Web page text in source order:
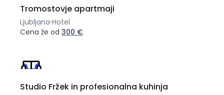
Tromostovje apartmaji
Ljubljana Hotel
Cena že od 300 €
Studio Fržek in profesionalna kuhinja